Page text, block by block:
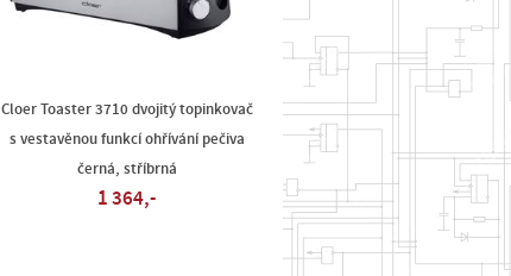
Cloer Toaster 3710 dvojitý topinkovač
s vestavěnou funkcí ohřívání pečiva
černá, stříbrná
1 364,-